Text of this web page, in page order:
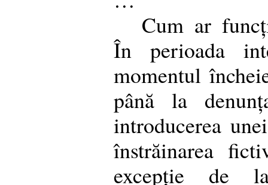
Cum ar
În perioada
momentul
până la
introducerea
înstrăinarea
excepție de